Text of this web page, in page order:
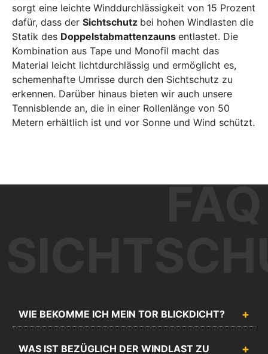
sorgt eine leichte Winddurchlässigkeit von 15 Prozent
dafür, dass der Sichtschutz bei hohen Windlasten die
Statik des Doppelstabmattenzauns entlastet. Die
Kombination aus Tape und Monofil macht das
Material leicht lichtdurchlässig und ermöglicht es,
schemenhafte Umrisse durch den Sichtschutz zu
erkennen. Darüber hinaus bieten wir auch unsere
Tennisblende an, die in einer Rollenlänge von 50
Metern erhältlich ist und vor Sonne und Wind schützt.
FAQ
WIE BEKOMME ICH MEIN TOR BLICKDICHT?
WAS IST BEZÜGLICH DER WINDLAST ZU